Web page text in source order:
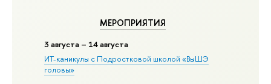
МЕРОПРИЯТИЯ
3 августа – 14 августа
ИТ-каникулы с Подростковой школой «ВыШЭ
головы»